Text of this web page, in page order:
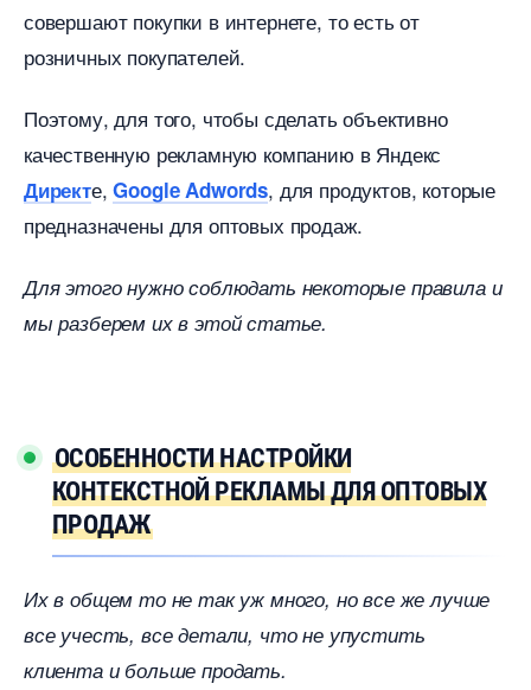
совершают покупки в интернете, то есть от
розничных покупателей.
Поэтому, для того, чтобы сделать объективно
качественную рекламную компанию в Яндекс
Директе,Google Adwords, для продуктов, которые
предназначены для оптовых продаж.
Для этого нужно соблюдать некоторые правила и
мы разберем их в этой статье.
ОСОБЕННОСТИ НАСТРОЙКИ
КОНТЕКСТНОЙ РЕКЛАМЫ ДЛЯ ОПТОВЫХ
ПРОДАЖ
Их в общем то не так уж много, но все же лучше
се учесть, все детали, что не упустить
клиента и больше продать.